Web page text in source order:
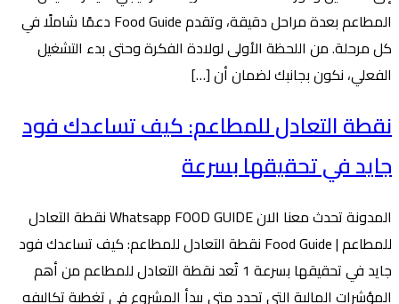
المطاعم بعدة مراحل دقيقة، وتقدم Food Guide دعمًا شاملًا في
كل مرحلة. من اللحظة الأولى لولادة الفكرة وحتى بدء التشغيل
الفعلي، نكون بجانبك لضمان أن […]
نقطة التعادل للمطاعم: كيف تساعدك فود
جايد في تحقيقها بسرعة
المدونة تحدث معنا الان Whatsapp FOOD GUIDE نقطة التعادل
للمطاعم | Food Guide نقطة التعادل للمطاعم: كيف تساعدك فود
جايد في تحقيقها بسرعة 1 تُعد نقطة التعادل للمطاعم من أهم
المؤشرات المالية التي تحدد متى يبدأ المشروع في تغطية تكاليفه